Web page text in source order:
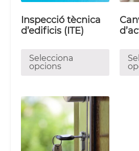
Inspecció tècnica
d’edificis (ITE)
Selecciona
opcions